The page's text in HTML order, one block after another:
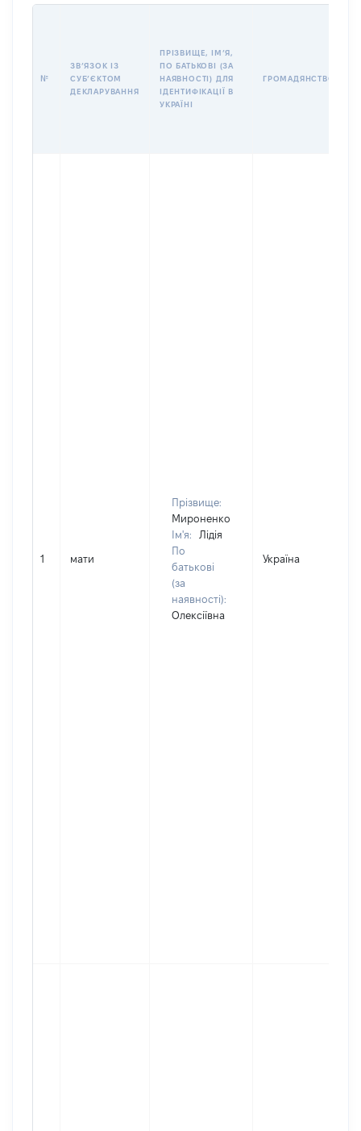
№
ЗВʼЯЗОК ІЗ
СУБʼЄКТОМ
ДЕКЛАРУВАННЯ
ПРІЗВИЩЕ, ІМʼЯ,
ПО БАТЬКОВІ (ЗА
НАЯВНОСТІ) ДЛЯ
ІДЕНТИФІКАЦІЇ В
УКРАЇНІ
ГРОМАДЯНСТВО
1 мати
Прізвище:
Мироненко
Ім'я:
Лідія
По
батькові
(за
наявності):
Олексіївна
Україна